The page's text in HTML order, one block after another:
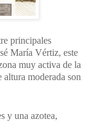
principales
María Vértiz, este
muy activa de la
altura moderada son
y una azotea,